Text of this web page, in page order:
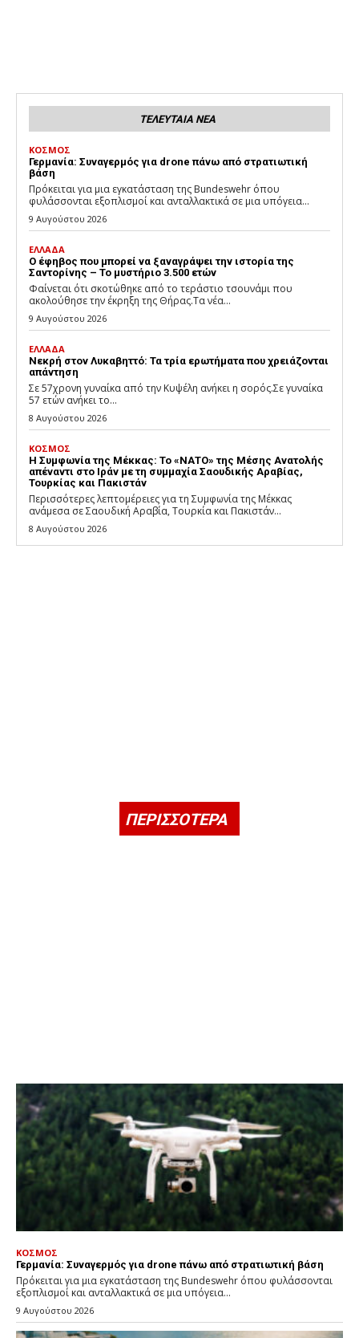
ΤΕΛΕΥΤΑΙΑ ΝΕΑ
ΚΟΣΜΟΣ
Γερμανία: Συναγερμός για drone πάνω από στρατιωτική
βάση
Πρόκειται για μια εγκατάσταση της Bundeswehr όπου
φυλάσσονται εξοπλισμοί και ανταλλακτικά σε μια υπόγεια...
9 Αυγούστου 2026
ΕΛΛΑΔΑ
Ο έφηβος που μπορεί να ξαναγράψει την ιστορία της
Σαντορίνης – Το μυστήριο 3.500 ετών
Φαίνεται ότι σκοτώθηκε από το τεράστιο τσουνάμι που
ακολούθησε την έκρηξη της Θήρας.Τα νέα...
9 Αυγούστου 2026
ΕΛΛΑΔΑ
Νεκρή στον Λυκαβηττό: Τα τρία ερωτήματα που χρειάζονται
απάντηση
Σε 57χρονη γυναίκα από την Κυψέλη ανήκει η σορός.Σε γυναίκα
57 ετών ανήκει το...
8 Αυγούστου 2026
ΚΟΣΜΟΣ
Η Συμφωνία της Μέκκας: Το «ΝΑΤΟ» της Μέσης Ανατολής
απέναντι στο Ιράν με τη συμμαχία Σαουδικής Αραβίας,
Τουρκίας και Πακιστάν
Περισσότερες λεπτομέρειες για τη Συμφωνία της Μέκκας
ανάμεσα σε Σαουδική Αραβία, Τουρκία και Πακιστάν...
8 Αυγούστου 2026
ΠΕΡΙΣΣΟΤΕΡΑ
ΚΟΣΜΟΣ
Γερμανία: Συναγερμός για drone πάνω από στρατιωτική βάση
Πρόκειται για μια εγκατάσταση της Bundeswehr όπου φυλάσσονται
εξοπλισμοί και ανταλλακτικά σε μια υπόγεια...
9 Αυγούστου 2026